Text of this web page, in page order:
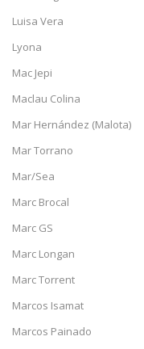
Luisa Vera
Lyona
Mac Jepi
Maclau Colina
Mar Hernández (Malota)
Mar Torrano
Mar/Sea
Marc Brocal
Marc GS
Marc Longan
Marc Torrent
Marcos Isamat
Marcos Painado